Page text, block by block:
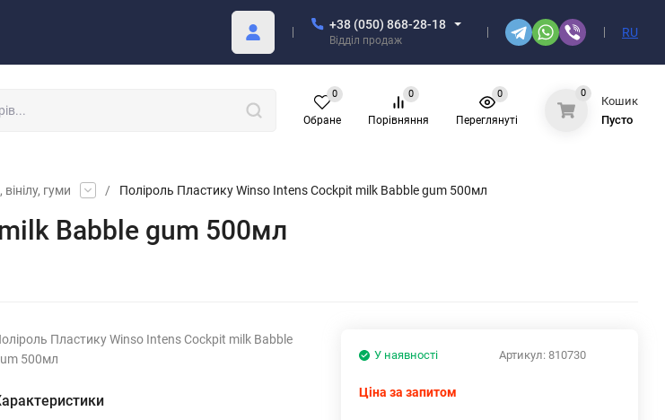
+38 (050) 868-28-18
Відділ продаж
RU
Обране
0
Порівняння
0
Переглянуті
0 0
Кошик
Пусто
гуми / Поліроль Пластику Winso Intens Cockpit milk Babble gum 500мл
Babble gum 500мл
Пластику Winso Intens Cockpit milk Babble
500мл
Артикул: 810730
У наявності
Ціна за запитом